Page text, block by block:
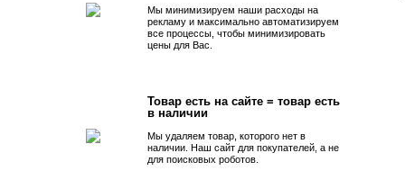
Мы минимизируем наши расходы на
рекламу и максимально автоматизируем
все процессы, чтобы минимизировать
цены для Вас.
Товар есть на сайте = товар есть
в наличии
Мы удаляем товар, которого нет в
наличии. Наш сайт для покупателей, а не
для поисковых роботов.